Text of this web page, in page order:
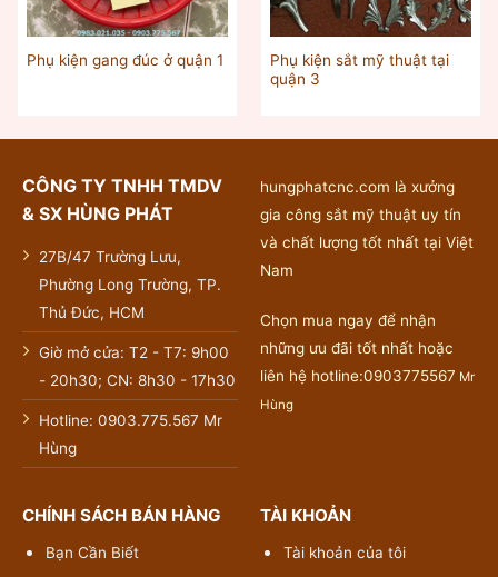
Phụ kiện gang đúc ở quận 1
Phụ kiện sắt mỹ thuật tại
quận 3
CÔNG TY TNHH TMDV
& SX HÙNG PHÁT
27B/47 Trường Lưu,
Phường Long Trường, TP.
Thủ Đức, HCM
Giờ mở cửa: T2 - T7: 9h00
- 20h30; CN: 8h30 - 17h30
Hotline: 0903.775.567 Mr
Hùng
hungphatcnc.com là xưởng
gia công sắt mỹ thuật uy tín
và chất lượng tốt nhất tại Việt
Nam
Chọn mua ngay để nhận
những ưu đãi tốt nhất hoặc
liên hệ hotline:0903775567 Mr
Hùng
CHÍNH SÁCH BÁN HÀNG
Bạn Cần Biết
TÀI KHOẢN
Tài khoản của tôi